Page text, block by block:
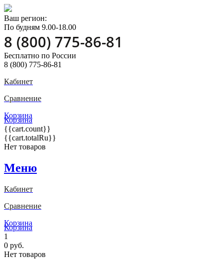
Ваш регион:
По будням 9.00-18.00
8 (800) 775-86-81
Бесплатно по России
8 (800) 775-86-81
Кабинет
Сравнение
Корзина
Корзина
{{cart.count}}
{{cart.totalRu}}
Нет товаров
Меню
Кабинет
Сравнение
Корзина
Корзина
1
0 руб.
Нет товаров